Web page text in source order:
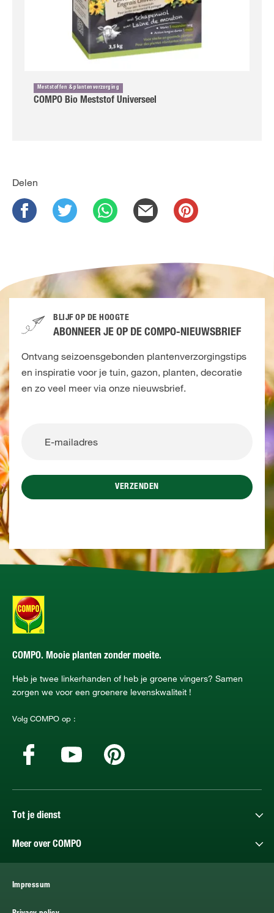
Meststoffen & plantenverzorging
COMPO Bio Meststof Universeel
Delen
BLIJF OP DE HOOGTE
ABONNEER JE OP DE COMPO-NIEUWSBRIEF
Ontvang seizoensgebonden plantenverzorgingstips
en inspiratie voor je tuin, gazon, planten, decoratie
en zo veel meer via onze nieuwsbrief.
VERZENDEN
COMPO. Mooie planten zonder moeite.
Heb je twee linkerhanden of heb je groene vingers? Samen
zorgen we voor een groenere levenskwaliteit !
Volg COMPO op :
Tot je dienst
Meer over COMPO
Impressum